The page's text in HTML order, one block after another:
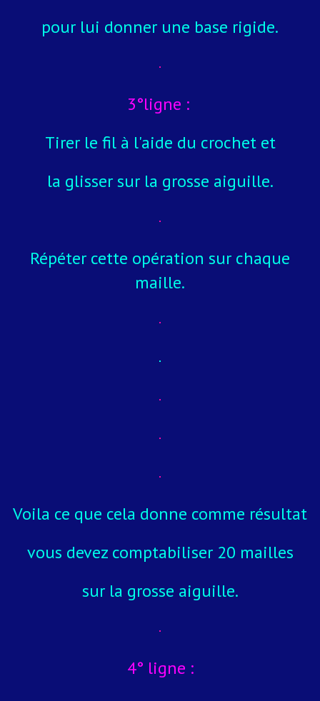
pour lui donner une base rigide.
3°ligne :
Tirer le fil à l'aide du crochet et
la glisser sur la grosse aiguille.
Répéter cette opération sur chaque
maille.
Voila ce que cela donne comme résultat
vous devez comptabiliser 20 mailles
sur la grosse aiguille.
4° ligne :